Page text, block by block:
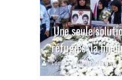
Une seule
réfugiés: la fin
Comité Action Palestine